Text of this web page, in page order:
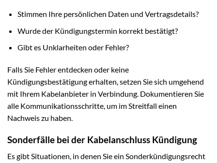
Stimmen Ihre persönlichen Daten und Vertragsdetails?
Wurde der Kündigungstermin korrekt bestätigt?
Gibt es Unklarheiten oder Fehler?
Falls Sie Fehler entdecken oder keine
Kündigungsbestätigung erhalten, setzen Sie sich umgehend
mit Ihrem Kabelanbieter in Verbindung. Dokumentieren Sie
alle Kommunikationsschritte, um im Streitfall einen
Nachweis zu haben.
Sonderfälle bei der Kabelanschluss Kündigung
Es gibt Situationen, in denen Sie ein Sonderkündigungsrecht